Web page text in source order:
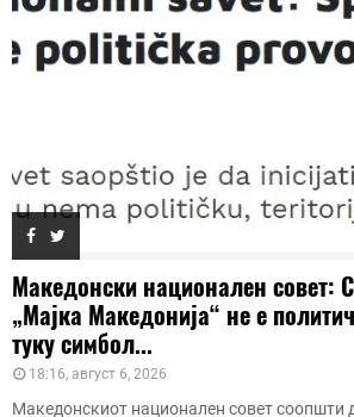
Македонски национален совет:
„Мајка Македонија“ не е
туку симбол...
18:16, август 6, 2026
Македонскиот национален совет соопшти